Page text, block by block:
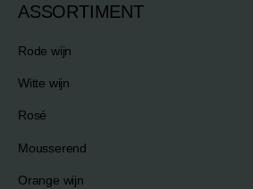
ASSORTIMENT
Rode wijn
Witte wijn
Rosé
Mousserend
Orange wijn